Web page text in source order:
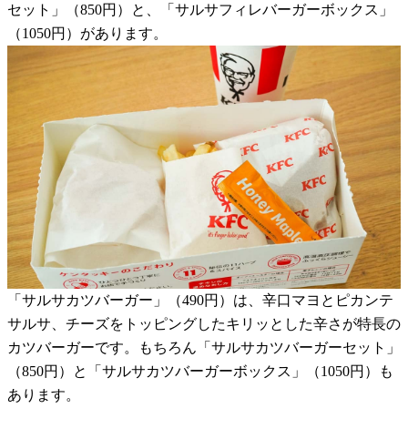
セット」（850円）と、「サルサフィレバーガーボックス」
（1050円）があります。
「サルサカツバーガー」（490円）は、辛口マヨとピカンテ
サルサ、チーズをトッピングしたキリッとした辛さが特長の
カツバーガーです。もちろん「サルサカツバーガーセット」
（850円）と「サルサカツバーガーボックス」（1050円）も
あります。